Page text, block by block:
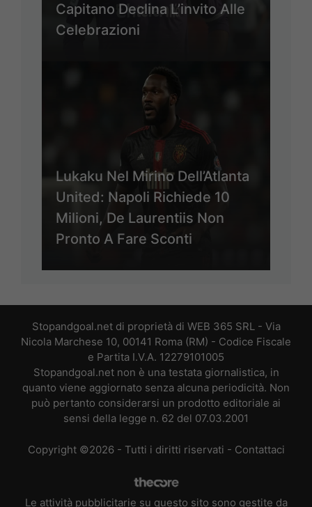
Capitano Declina L’invito Alle
Celebrazioni
Lukaku Nel Mirino Dell’Atlanta
United: Napoli Richiede 10
Milioni, De Laurentiis Non
Pronto A Fare Sconti
Stopandgoal.net di proprietà di WEB 365 SRL - Via
Nicola Marchese 10, 00141 Roma (RM) - Codice Fiscale
e Partita I.V.A. 12279101005
Stopandgoal.net non è una testata giornalistica, in
quanto viene aggiornato senza alcuna periodicità. Non
può pertanto considerarsi un prodotto editoriale ai
sensi della legge n. 62 del 07.03.2001
Copyright ©2026 - Tutti i diritti riservati - Contattaci
Le attività pubblicitarie su questo sito sono gestite da